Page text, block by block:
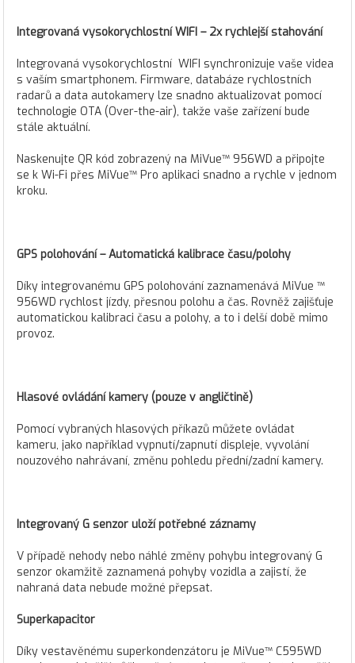
Integrovaná vysokorychlostní WIFI – 2x rychlejší stahování
Integrovaná vysokorychlostní WIFI synchronizuje vaše videa
s vaším smartphonem. Firmware, databáze rychlostních
radarů a data autokamery lze snadno aktualizovat pomocí
technologie OTA (Over-the-air), takže vaše zařízení bude
stále aktuální.
Naskenujte QR kód zobrazený na MiVue™ 956WD a připojte
se k Wi-Fi přes MiVue™ Pro aplikaci snadno a rychle v jednom
kroku.
GPS polohování – Automatická kalibrace času/polohy
Díky integrovanému GPS polohování zaznamenává MiVue ™
956WD rychlost jízdy, přesnou polohu a čas. Rovněž zajišťuje
automatickou kalibraci času a polohy, a to i delší době mimo
provoz.
Hlasové ovládání kamery (pouze v angličtině)
Pomocí vybraných hlasových příkazů můžete ovládat
kameru, jako například vypnutí/zapnutí displeje, vyvolání
nouzového nahrávaní, změnu pohledu přední/zadní kamery.
Integrovaný G senzor uloží potřebné záznamy
V případě nehody nebo náhlé změny pohybu integrovaný G
senzor okamžitě zaznamená pohyby vozidla a zajistí, že
nahraná data nebude možné přepsat.
Superkapacitor
Díky vestavěnému superkondenzátoru je MiVue™ C595WD